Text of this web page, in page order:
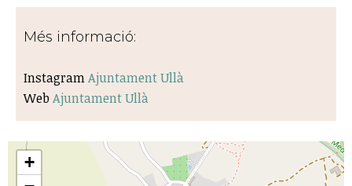
Més informació:
InstagramAjuntament Ullà
Web Ajuntament Ullà
+